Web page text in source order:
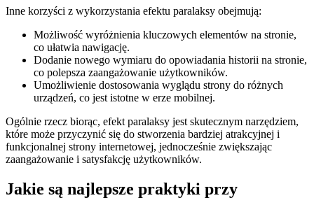
Inne korzyści z wykorzystania efektu paralaksy obejmują:
Możliwość wyróżnienia kluczowych elementów na stronie,
co ułatwia nawigację.
Dodanie nowego wymiaru do opowiadania historii na stronie,
co polepsza zaangażowanie użytkowników.
Umożliwienie dostosowania wyglądu strony do różnych
urządzeń, co jest istotne w erze mobilnej.
Ogólnie rzecz biorąc, efekt paralaksy jest skutecznym narzędziem,
które może przyczynić się do stworzenia bardziej atrakcyjnej i
funkcjonalnej strony internetowej, jednocześnie zwiększając
zaangażowanie i satysfakcję użytkowników.
Jakie są najlepsze praktyki przy